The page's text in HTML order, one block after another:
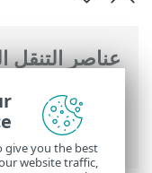
عناصر التنقل
تعليمات ESET عبر الإنترنت
On-Prem
>
أداة التشخيص
give you the best
website traffic,